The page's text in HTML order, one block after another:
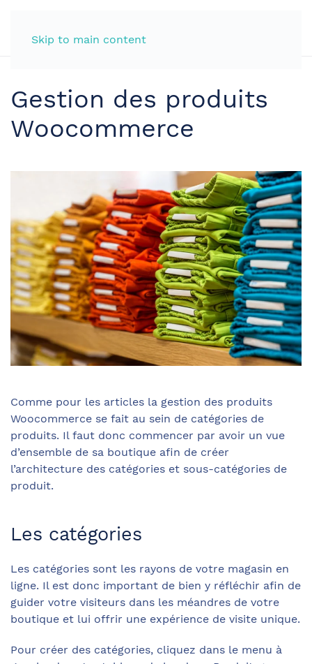
Skip to main content
Gestion des produits
Woocommerce
Comme pour les articles la gestion des produits
Woocommerce se fait au sein de catégories de
produits. Il faut donc commencer par avoir un vue
d’ensemble de sa boutique afin de créer
l’architecture des catégories et sous-catégories de
produit.
Les catégories
Les catégories sont les rayons de votre magasin en
ligne. Il est donc important de bien y réfléchir afin de
guider votre visiteurs dans les méandres de votre
boutique et lui offrir une expérience de visite unique.
Pour créer des catégories, cliquez dans le menu à